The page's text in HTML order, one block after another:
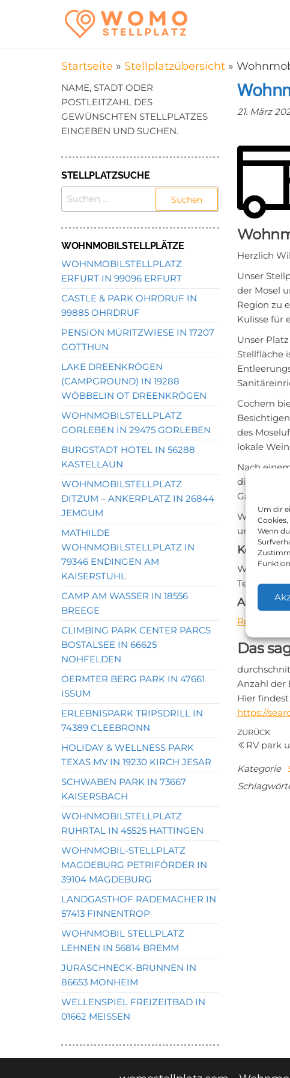
Um dir
Wenn
in der Nähe
Startseite » Stellplatzübersicht »
21. März
Herzlich
Unser
der Mosel
Region zu
Kulisse für
Unser
Stellfläche
Cochem
des
lokale
Nach
die
Gast
Wir freuen
und
Webseite:
Telefon:
Anfahrt
Das
Anzahl der
Hier
https://
Vorheriger
Beitrag
ZURÜCK
RV park
Kategorie
NAME, STADT ODER
POSTLEITZAHL DES
GEWÜNSCHTEN STELLPLATZES
EINGEBEN UND SUCHEN.
STELLPLATZSUCHE
SUCHEN
WOHNMOBILSTELLPLÄTZE
WOHNMOBILSTELLPLATZ
ERFURT IN 99096 ERFURT
CASTLE & PARK OHRDRUF IN
99885 OHRDRUF
PENSION MÜRITZWIESE IN 17207
GOTTHUN
LAKE DREENKRÖGEN
(CAMPGROUND) IN 19288
WÖBBELIN OT DREENKRÖGEN
WOHNMOBILSTELLPLATZ
GORLEBEN IN 29475 GORLEBEN
BURGSTADT HOTEL IN 56288
KASTELLAUN
WOHNMOBILSTELLPLATZ
DITZUM – ANKERPLATZ IN 26844
JEMGUM
MATHILDE
WOHNMOBILSTELLPLATZ IN
79346 ENDINGEN AM
KAISERSTUHL
CAMP AM WASSER IN 18556
BREEGE
CLIMBING PARK CENTER PARCS
BOSTALSEE IN 66625
NOHFELDEN
OERMTER BERG PARK IN 47661
ISSUM
ERLEBNISPARK TRIPSDRILL IN
74389 CLEEBRONN
HOLIDAY & WELLNESS PARK
TEXAS MV IN 19230 KIRCH JESAR
SCHWABEN PARK IN 73667
KAISERSBACH
WOHNMOBILSTELLPLATZ
RUHRTAL IN 45525 HATTINGEN
WOHNMOBIL-STELLPLATZ
MAGDEBURG PETRIFÖRDER IN
39104 MAGDEBURG
LANDGASTHOF RADEMACHER IN
57413 FINNENTROP
WOHNMOBIL STELLPLATZ
LEHNEN IN 56814 BREMM
JURASCHNECK-BRUNNEN IN
86653 MONHEIM
WELLENSPIEL FREIZEITBAD IN
01662 MEISSEN